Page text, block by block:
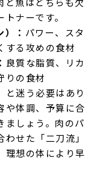
ナーです。
： パワー、ス
する攻めの食材
良質な脂質、リ
りの食材
と迷う必要はあ
や体調、予算に
ましょう。肉の
せた「二刀流」
理想の体により